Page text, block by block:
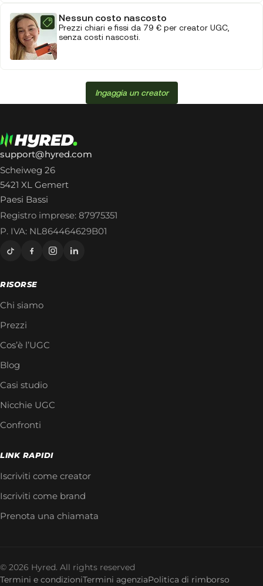
Nessun costo nascosto
Prezzi chiari e fissi da 79 € per creator UGC,
senza costi nascosti.
Ingaggia un creator
support@hyred.com
Scheiweg 26
5421 XL Gemert
Paesi Bassi
Registro imprese: 87975351
P. IVA: NL864464629B01
RISORSE
Chi siamo
Prezzi
Cos’è l’UGC
Blog
Casi studio
Nicchie UGC
Confronti
LINK RAPIDI
Iscriviti come creator
Iscriviti come brand
Prenota una chiamata
© 2026 Hyred. All rights reserved
Termini e condizioniTermini agenziaPolitica di rimborso